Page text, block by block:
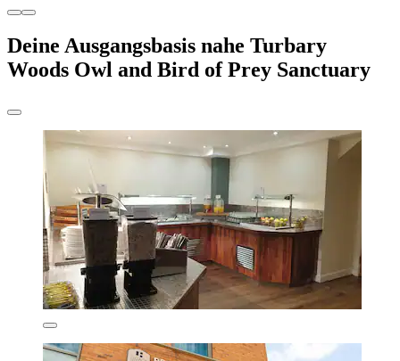
Deine Ausgangsbasis nahe Turbary
Woods Owl and Bird of Prey Sanctuary